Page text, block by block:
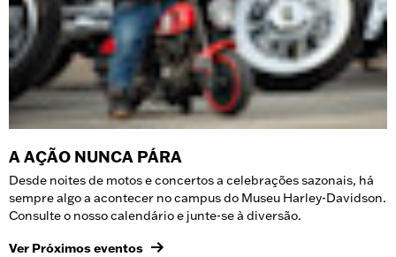
A AÇÃO NUNCA PÁRA
Desde noites de motos e concertos a celebrações sazonais, há
sempre algo a acontecer no campus do Museu Harley-Davidson.
Consulte o nosso calendário e junte-se à diversão.
Ver Próximos eventos